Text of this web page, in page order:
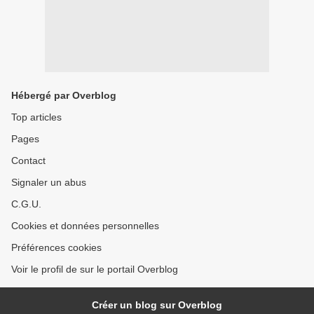
Hébergé par Overblog
Top articles
Pages
Contact
Signaler un abus
C.G.U.
Cookies et données personnelles
Préférences cookies
Voir le profil de sur le portail Overblog
Créer un blog sur Overblog